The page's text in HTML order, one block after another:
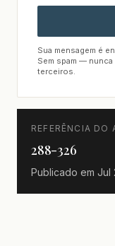
Sua mensagem é
Sem spam —
terceiros.
REFERÊNCIA DO
288-326
Publicado em Jul